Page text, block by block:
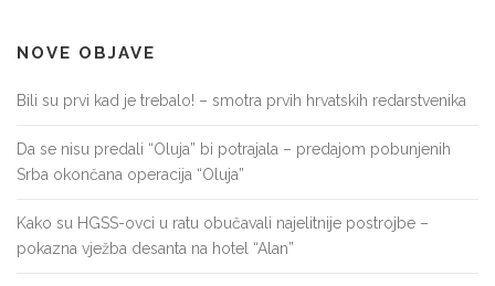
NOVE OBJAVE
Bili su prvi kad je trebalo! – smotra prvih hrvatskih redarstvenika
Da se nisu predali “Oluja” bi potrajala – predajom pobunjenih
Srba okončana operacija “Oluja”
Kako su HGSS-ovci u ratu obučavali najelitnije postrojbe –
pokazna vježba desanta na hotel “Alan”